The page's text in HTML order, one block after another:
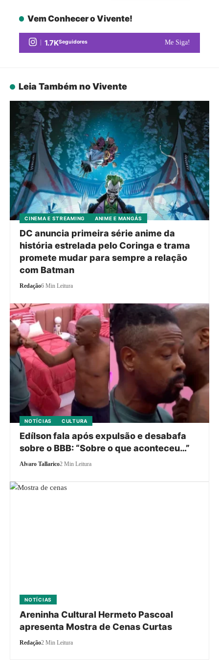
Vem Conhecer o Vivente!
1.7KSeguidores Me Siga!
Leia Também no Vivente
CINEMA E STREAMING ANIME E MANGÁS
DC anuncia primeira série anime da
história estrelada pelo Coringa e trama
promete mudar para sempre a relação
com Batman
Redação6 Min Leitura
NOTÍCIAS CULTURA
Edílson fala após expulsão e desabafa
sobre o BBB: “Sobre o que aconteceu…”
Alvaro Tallarico2 Min Leitura
NOTÍCIAS
Areninha Cultural Hermeto Pascoal
apresenta Mostra de Cenas Curtas
Redação2 Min Leitura